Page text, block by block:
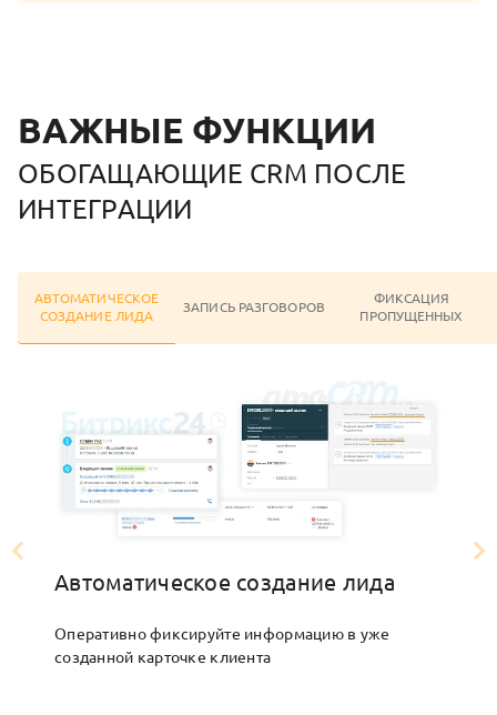
ВАЖНЫЕ ФУНКЦИИ
ОБОГАЩАЮЩИЕ CRM ПОСЛЕ
ИНТЕГРАЦИИ
АВТОМАТИЧЕСКОЕ
СОЗДАНИЕ ЛИДА
ЗАПИСЬ РАЗГОВОРОВ
ФИКСАЦИЯ
ПРОПУЩЕННЫХ
Автоматическое создание лида
Оперативно фиксируйте информацию в уже
созданной карточке клиента